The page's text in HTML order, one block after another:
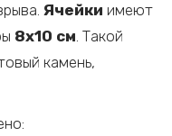
Ячейки имеют
8х10 см. Такой
камень,